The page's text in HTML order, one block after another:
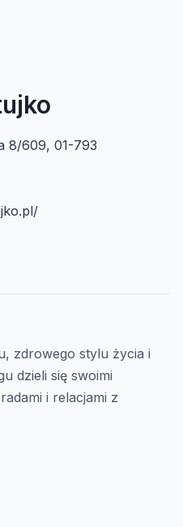
8/609, 01-793
zdrowego stylu życia i
dzieli się swoimi
i relacjami z